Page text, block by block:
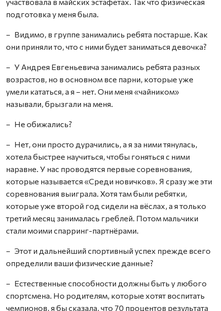
подготовка у меня была.
– Видимо, в группе занимались ребята постарше. Как
они приняли то, что с ними будет заниматься девочка?
– У Андрея Евгеньевича занимались ребята разных
возрастов, но в основном все парни, которые уже
умели кататься, а я – нет. Они меня «чайником»
называли, брызгали на меня.
– Не обижались?
– Нет, они просто дурачились, а я за ними тянулась,
хотела быстрее научиться, чтобы гоняться с ними
наравне. У нас проводятся первые соревнования,
которые называется «Среди новичков». Я сразу же эти
соревнования выиграла. Хотя там были ребятки,
которые уже второй год сидели на вёслах, а я только
третий месяц занималась греблей. Потом мальчики
стали моими спарринг-партнёрами.
– Этот и дальнейший спортивный успех прежде всего
определили ваши физические данные?
– Естественные способности должны быть у любого
спортсмена. Но родителям, которые хотят воспитать
чемпионов, я бы сказала, что 70 процентов результата